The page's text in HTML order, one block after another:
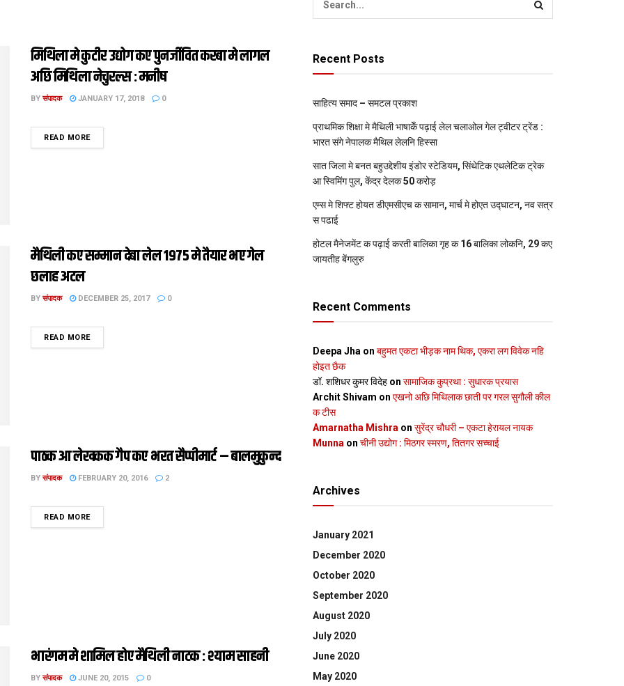
मिथिला मे कुटीर उद्योग कए पुनर्जीवित करबा मे लागल
अछि मिथिला नेचुरल्स : मनीष
BY संपादक JANUARY 17, 2018 0
READ MOREDETAILS
मैथिली कए सम्‍मान देबा लेल 1975 मे तैयार भए गेल
छलाह अटल
BY संपादक DECEMBER 25, 2017 0
READ MOREDETAILS
पाठक आ लेखकक गैप कए भरत सैप्पीमार्ट – बालमुकुन्द
BY संपादक FEBRUARY 20, 2016 2
READ MOREDETAILS
भारंगम मे शामिल होए मैथि‍ली नाटक : श्याम साहनी
BY संपादक JUNE 20, 2015 0
Recent Posts
साहित्य समाद – समटल प्रकाश
प्राथमिक शि‍क्षा मे मैथि‍ली भाषाकेँ पढ़ाई लेल चलाओल गेल ट्वीटर ट्रेंड :
भारत संगे नेपालक मैथिल लेलनि हिस्सा
सात जिला मे बनत बहुउद्देशीय इंडोर स्‍टेडि‍यम, सिंथेटिक एथलेटिक ट्रेक
आ स्विमिंग पुल, केंद्र देलक 50 करोड़
एम्स मे शिफ्ट होयत डीएमसीएच क सामान, मार्च मे होएत उद्घाटन, नव सत्र
स पढाई
होटल मैनेजमेंट क पढ़ाई करती बालिका गृह क 16 बालिका लोकनि, 29 कए
जायतीह बेंगलुरु
Recent Comments
Deepa Jha on बहुमत एकटा भीड़क नाम थिक, एकरा लग विवेक नहि
होइत छैक
डॉ. शशिधर कुमर विदेह on सामाजिक कुप्रथा : सुधारक प्रयास
Archit Shivam on एखनो अछि मिथिलाक छाती पर गरल सुगौली कील
क टीस
Amarnatha Mishra on सुरेंद्र चौधरी – एकटा हेरायल नायक
Munna on चीनी उद्योग : मिठगर स्‍मरण, तितगर सच्‍चाई
Archives
January 2021
December 2020
October 2020
September 2020
August 2020
July 2020
June 2020
May 2020